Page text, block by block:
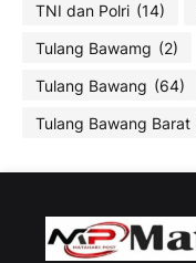
TNI dan Polri (14)
Tulang Bawamg (2)
Tulang Bawang (64)
Tulang Bawang Barat